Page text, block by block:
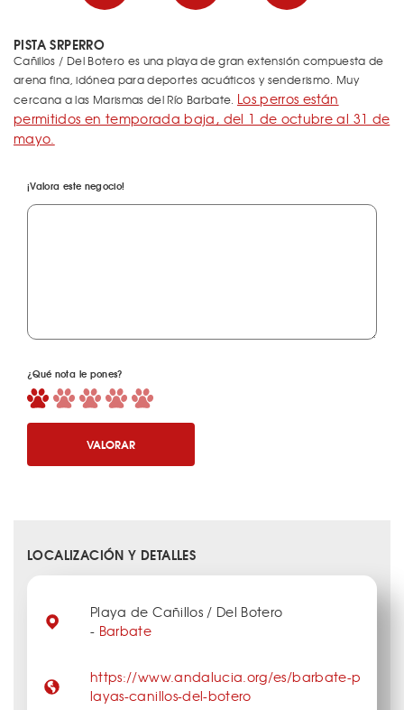
PISTA SRPERRO
Cañillos / Del Botero es una playa de gran extensión compuesta de
arena fina, idónea para deportes acuáticos y senderismo. Muy
cercana a las Marismas del Río Barbate. Los perros están
permitidos en temporada baja, del 1 de octubre al 31 de
mayo.
¡Valora este negocio!
¿Qué nota le pones?
VALORAR
LOCALIZACIÓN Y DETALLES
Playa de Cañillos / Del Botero
- Barbate
https://www.andalucia.org/es/barbate-p
layas-canillos-del-botero